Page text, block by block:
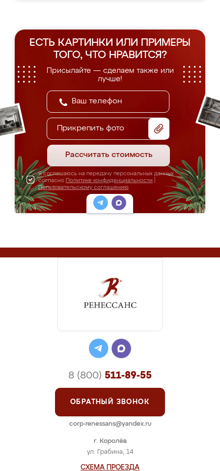
ЕСТЬ КАРТИНКИ ИЛИ ПРИМЕРЫ
ТОГО, ЧТО НРАВИТСЯ?
Присылайте — сделаем также или
лучше!
Прикрепить фото
Рассчитать стоимость
Я соглашаюсь на передачу персональных данных
согласно Политике конфиденциальности
Пользовательскому соглашению
г. Королёв
ул. Грабина, 14
СХЕМА ПРОЕЗДА
8 (800) 511-89-55
ОБРАТНЫЙ ЗВОНОК
corp-renessans@yandex.ru